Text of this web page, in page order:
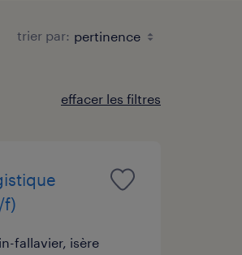
trier par:
effacer les filtres
f)
fallavier, isère